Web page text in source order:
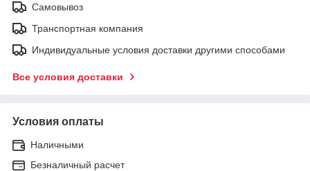
Самовывоз
Транспортная компания
Индивидуальные условия доставки другими способами
Все условия доставки
Условия оплаты
Наличными
Безналичный расчет